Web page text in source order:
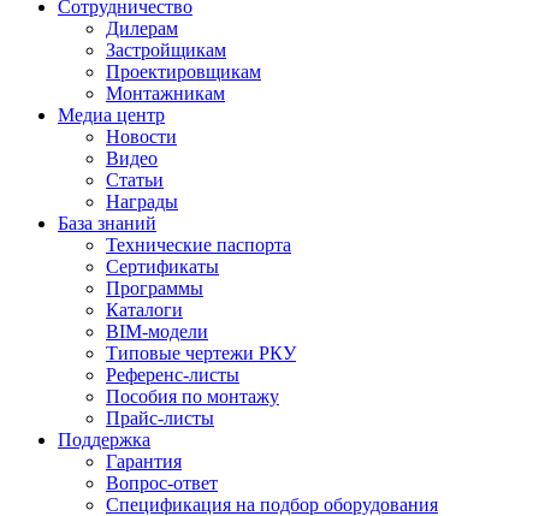
Сотрудничество
Дилерам
Застройщикам
Проектировщикам
Монтажникам
Медиа центр
Новости
Видео
Статьи
Награды
База знаний
Технические паспорта
Сертификаты
Программы
Каталоги
BIM-модели
Типовые чертежи РКУ
Референс-листы
Пособия по монтажу
Прайс-листы
Поддержка
Гарантия
Вопрос-ответ
Спецификация на подбор оборудования